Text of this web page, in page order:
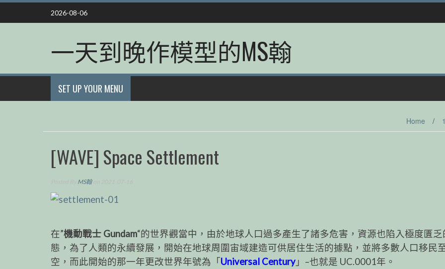
Skip
content
2026-08-06
一天到晚作模型的MS翰
SET UP YOUR MENU
Home /
[WAVE] Space Settlement
MS翰on 2021-07-16
在”機動戰士 Gundam“的世界觀當中，由於地球人口過多產生了諸多危害，資源也陷入極度匱乏
態，為了人類的永續發展，開始在地球周圍宙域建造可供居住生活的據點，並將多數人口移民
空，而此開始的那一年更改世界年號為「Universal Century」–也就是 UC.0001年。